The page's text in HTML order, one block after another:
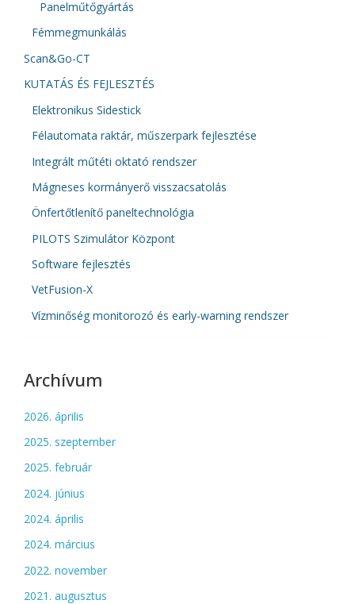
Panelműtőgyártás
Fémmegmunkálás
Scan&Go-CT
KUTATÁS ÉS FEJLESZTÉS
Elektronikus Sidestick
Félautomata raktár, műszerpark fejlesztése
Integrált műtéti oktató rendszer
Mágneses kormányerő visszacsatolás
Önfertőtlenítő paneltechnológia
PILOTS Szimulátor Központ
Software fejlesztés
VetFusion-X
Vízminőség monitorozó és early-warning rendszer
Archívum
2026. április
2025. szeptember
2025. február
2024. június
2024. április
2024. március
2022. november
2021. augusztus